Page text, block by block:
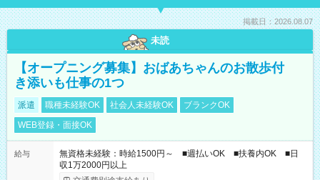
掲載日：2026.08.07
未読
【オープニング募集】おばあちゃんのお散歩付
き添いも仕事の1つ
派遣 職種未経験OK 社会人未経験OK
ブランクOK
WEB登録・面接OK
給与
無資格未経験：時給1500円～ ■週払いOK ■扶養内OK ■日
収1万2000円以上